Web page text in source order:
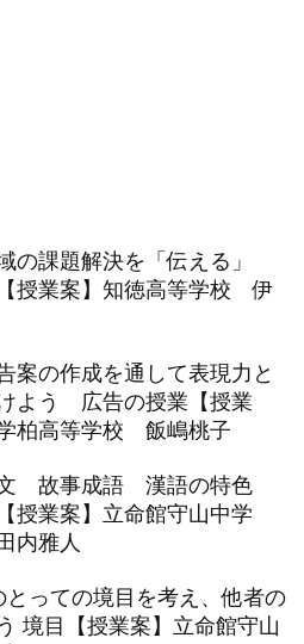
課題解決を「伝える」
授業案】知徳高等学校 伊
の作成を通して表現力と
よう 広告の授業【授業
柏高等学校 飯嶋桃子
故事成語 漢語の特色
授業案】立命館守山中学
内雅人
っての境目を考え、他者の
境目【授業案】立命館守山